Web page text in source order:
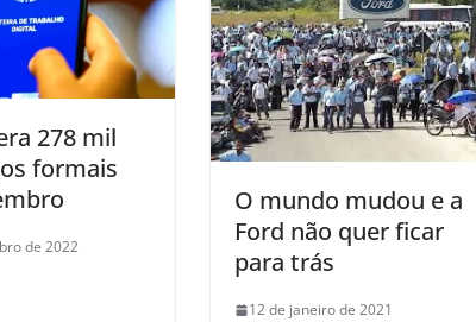
278 mil
formais
de 2022
O mundo mudou e a
Ford não quer ficar
para trás
12 de janeiro de 2021